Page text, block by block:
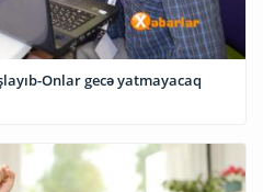
Onlar gecə yatmayacaq